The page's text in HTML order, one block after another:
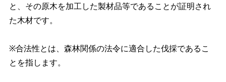
と、その原木を加工した製材品等であることが証明され
た木材です。
※合法性とは、森林関係の法令に適合した伐採であるこ
とを指します。